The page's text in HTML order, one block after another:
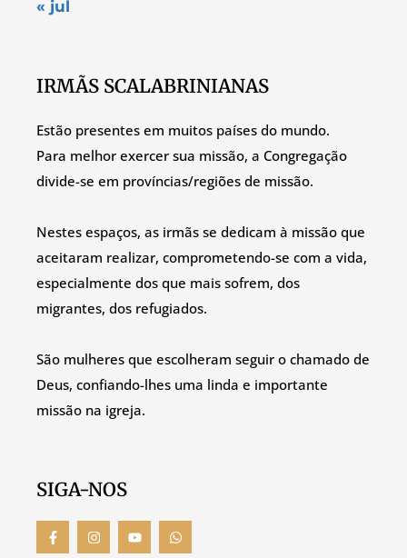
« jul
IRMÃS SCALABRINIANAS
Estão presentes em muitos países do mundo.
Para melhor exercer sua missão, a Congregação
divide-se em províncias/regiões de missão.
Nestes espaços, as irmãs se dedicam à missão que
aceitaram realizar, comprometendo-se com a vida,
especialmente dos que mais sofrem, dos
migrantes, dos refugiados.
São mulheres que escolheram seguir o chamado de
Deus, confiando-lhes uma linda e importante
missão na igreja.
SIGA-NOS